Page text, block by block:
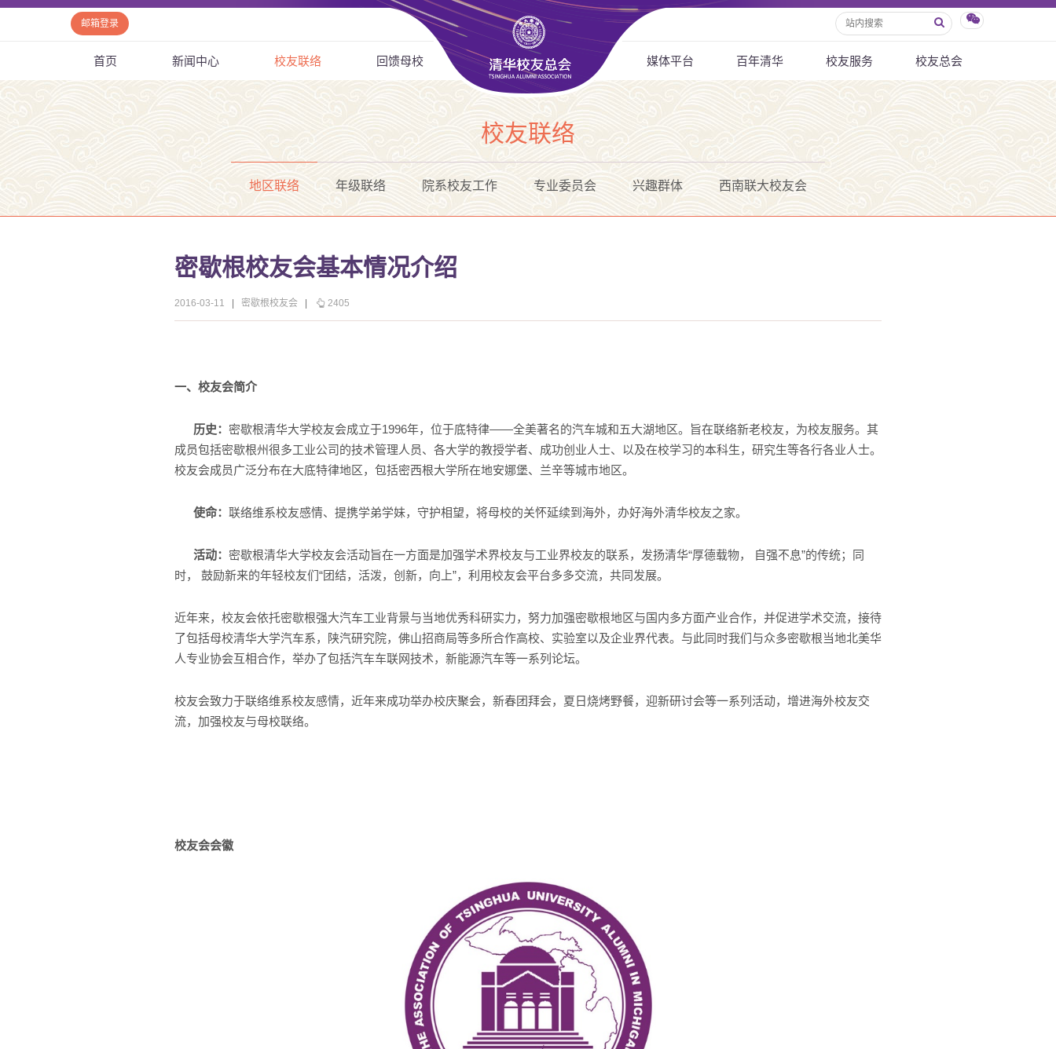
邮箱登录
首页 新闻中心 校友联络 回馈母校 媒体平台 百年清华 校友服务 校友总会
校友联络
地区联络 年级联络 院系校友工作 专业委员会 兴趣群体 西南联大校友会
密歇根校友会基本情况介绍
2016-03-11 密歇根校友会 2405
一、校友会简介
历史： 密歇根清华大学校友会成立于1996年，位于底特律——全美著名的汽车城和五大湖地区。旨在联络新老校友，为校友服务。其
成员包括密歇根州很多工业公司的技术管理人员、各大学的教授学者、成功创业人士、以及在校学习的本科生，研究生等各行各业人士。
校友会成员广泛分布在大底特律地区，包括密西根大学所在地安娜堡、兰辛等城市地区。
使命： 联络维系校友感情、提携学弟学妹，守护相望，将母校的关怀延续到海外，办好海外清华校友之家。
活动： 密歇根清华大学校友会活动旨在一方面是加强学术界校友与工业界校友的联系，发扬清华“厚德载物， 自强不息”的传统；同
时， 鼓励新来的年轻校友们“团结，活泼，创新，向上”，利用校友会平台多多交流，共同发展。
近年来，校友会依托密歇根强大汽车工业背景与当地优秀科研实力，努力加强密歇根地区与国内多方面产业合作，并促进学术交流，接待
了包括母校清华大学汽车系，陕汽研究院，佛山招商局等多所合作高校、实验室以及企业界代表。与此同时我们与众多密歇根当地北美华
人专业协会互相合作，举办了包括汽车车联网技术，新能源汽车等一系列论坛。
校友会致力于联络维系校友感情，近年来成功举办校庆聚会，新春团拜会，夏日烧烤野餐，迎新研讨会等一系列活动，增进海外校友交
流，加强校友与母校联络。
校友会会徽